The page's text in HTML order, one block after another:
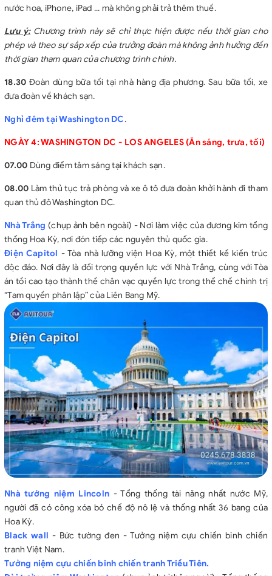
nước hoa, iPhone, iPad ... mà không phải trả thêm thuế.
Lưu ý: Chương trình này sẽ chỉ thực hiện được nếu thời gian cho
phép và theo sự sắp xếp của trưởng đoàn mà không ảnh hưởng đến
thời gian tham quan của chương trình chính.
18.30 Đoàn dùng bữa tối tại nhà hàng địa phương. Sau bữa tối, xe
đưa đoàn về khách sạn.
Nghỉ đêm tại Washington DC.
NGÀY 4: WASHINGTON DC - LOS ANGELES (Ăn sáng, trưa, tối)
07.00 Dùng điểm tâm sáng tại khách sạn.
08.00 Làm thủ tục trả phòng và xe ô tô đưa đoàn khởi hành đi tham
quan thủ đô Washington DC.
Nhà Trắng (chụp ảnh bên ngoài) - Nơi làm việc của đương kim tổng
thống Hoa Kỳ, nơi đón tiếp các nguyên thủ quốc gia.
Điện Capitol - Tòa nhà lưỡng viện Hoa Kỳ, một thiết kế kiến trúc
độc đáo. Nơi đây là đối trọng quyền lực với Nhà Trắng, cùng với Tòa
án tối cao tạo thành thế chân vạc quyền lực trong thể chế chính trị
“Tam quyền phân lập” của Liên Bang Mỹ.
Nhà tưởng niệm Lincoln - Tổng thống tài năng nhất nước Mỹ,
người đã có công xóa bỏ chế độ nô lệ và thống nhất 36 bang của
Hoa Kỳ.
Black wall - Bức tường đen - Tưởng niệm cựu chiến binh chiến
tranh Việt Nam.
Tưởng niệm cựu chiến binh chiến tranh Triều Tiên.